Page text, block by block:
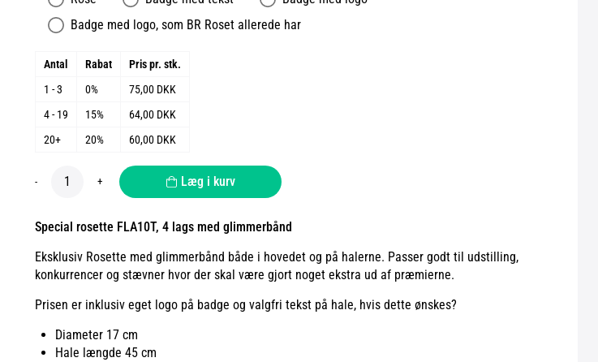
Badge med logo, som BR Roset allerede har
Antal Rabat
Pris pr. stk.
1 - 3
0%
75,00 DKK
4 - 19
15%
64,00 DKK
20+
20% 60,00 DKK
- + Læg i kurv
Special rosette FLA10T, 4 lags med glimmerbånd
Eksklusiv Rosette med glimmerbånd både i hovedet og på halerne. Passer godt til udstilling,
konkurrencer og stævner hvor der skal være gjort noget ekstra ud af præmierne.
Prisen er inklusiv eget logo på badge og valgfri tekst på hale, hvis dette ønskes?
Diameter 17 cm
Hale længde 45 cm